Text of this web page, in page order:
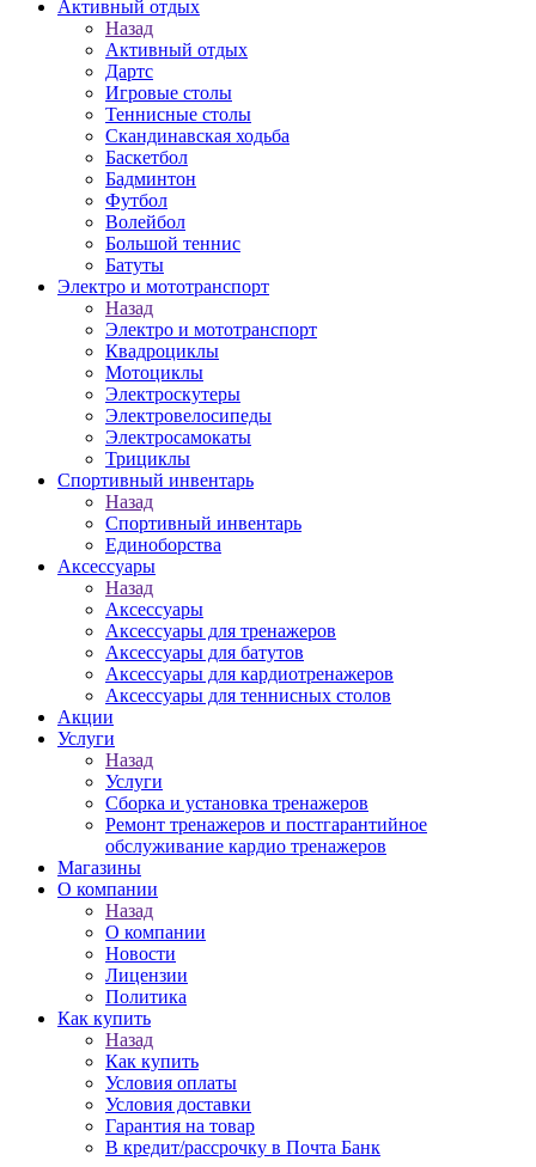
Активный отдых
Назад
Активный отдых
Дартс
Игровые столы
Теннисные столы
Скандинавская ходьба
Баскетбол
Бадминтон
Футбол
Волейбол
Большой теннис
Батуты
Электро и мототранспорт
Назад
Электро и мототранспорт
Квадроциклы
Мотоциклы
Электроскутеры
Электровелосипеды
Электросамокаты
Трициклы
Спортивный инвентарь
Назад
Спортивный инвентарь
Единоборства
Аксессуары
Назад
Аксессуары
Аксессуары для тренажеров
Аксессуары для батутов
Аксессуары для кардиотренажеров
Аксессуары для теннисных столов
Акции
Услуги
Назад
Услуги
Сборка и установка тренажеров
Ремонт тренажеров и постгарантийное
обслуживание кардио тренажеров
Магазины
О компании
Назад
О компании
Новости
Лицензии
Политика
Как купить
Назад
Как купить
Условия оплаты
Условия доставки
Гарантия на товар
В кредит/рассрочку в Почта Банк